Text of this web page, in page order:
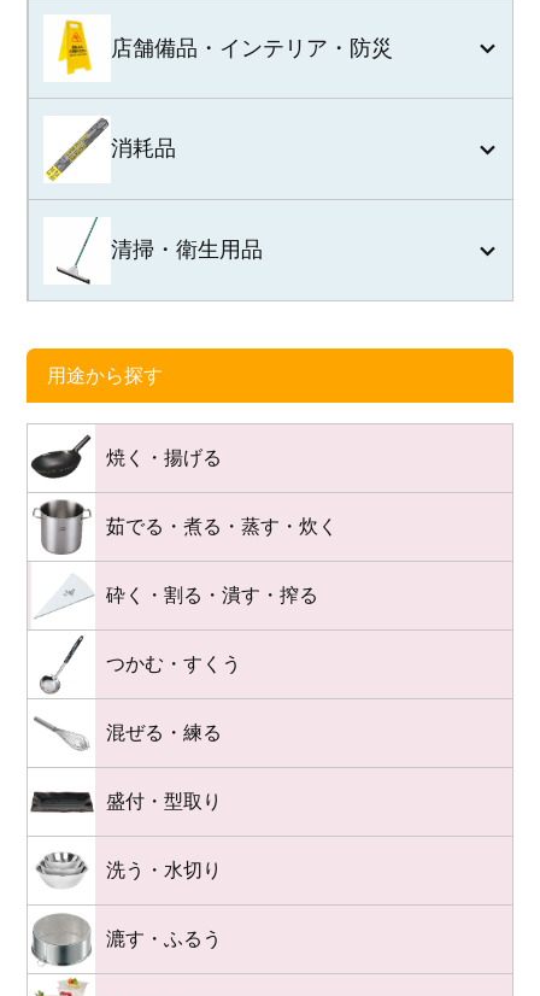
店舗備品・インテリア・防災
消耗品
清掃・衛生用品
用途から探す
焼く・揚げる
茹でる・煮る・蒸す・炊く
砕く・割る・潰す・搾る
つかむ・すくう
混ぜる・練る
盛付・型取り
洗う・水切り
漉す・ふるう